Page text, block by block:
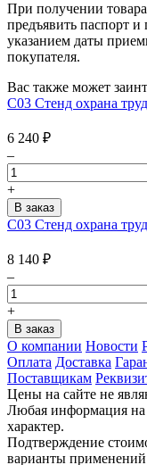
При получении
предъявить паспорт
указанием даты
покупателя.
Вас также может
С03 Стенд охрана
6 240 ₽
–
+
С03 Стенд охрана
8 140 ₽
–
+
О компании Новости
Оплата Доставка
Поставщикам
Цены на сайте не
Любая информация
характер.
Подтверждение
варианты